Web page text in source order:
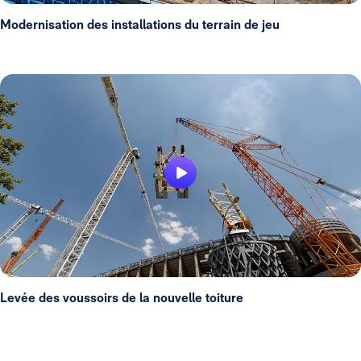
Modernisation des installations du terrain de jeu
Levée des voussoirs de la nouvelle toiture